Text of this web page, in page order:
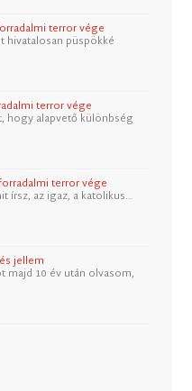
terror vége
hivatalosan püspökké
terror vége
hogy alapvető különbség
terror vége
írsz, az igaz, a katolikus…
jellem
majd 10 év után olvasom,